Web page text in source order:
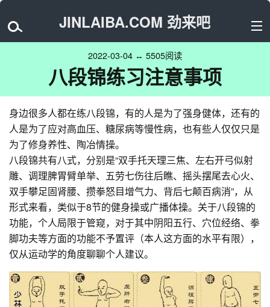
JINLAIBA.COM 劲来吧
2022-03-04 ↔ 5505阅读
八段锦练习注意事项
身边很多人都在练八段锦，有的人是为了强身健体，还有的
人是为了应对高血压、糖尿病等慢性病，也有些人仅仅只是
为了修身养性、陶冶情操。
八段锦共有八式，分别是“双手托天理三焦、左右开弓似射
雕、调理脾胃臂单举、五劳七伤往后瞧、摇头摆尾去心火、
双手攀足固肾腰、攒拳怒目增气力、背后七颠百病消”，从
形式来看，类似于8节的健身操或广播体操。关于八段锦的
功能，个人局限于管窥，对于其中阴阳五行、穴位经络、拳
脚功夫等方面的功能不予置评（本人这方面的水平有限），
仅从运动学的角度聊聊个人建议。